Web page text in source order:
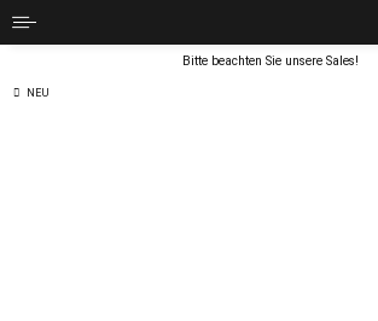
Bitte beachten Sie unsere Sales!
NEU